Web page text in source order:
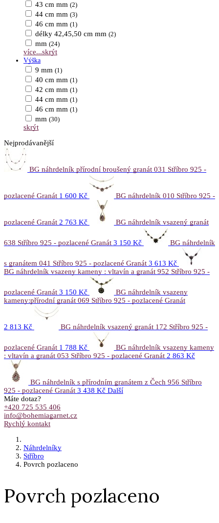
43 cm mm (2)
44 cm mm (3)
46 cm mm (1)
délky 42,45,50 cm mm (2)
mm (24)
více...skrýt
Výška
9 mm (1)
40 cm mm (1)
42 cm mm (1)
44 cm mm (1)
46 cm mm (1)
mm (30)
skrýt
Nejprodávanější
BG náhrdelník přírodní broušený granát 031 Stříbro 925 -
pozlacené Granát 1 600 Kč BG náhrdelník 010 Stříbro 925 -
pozlacené Granát 2 763 Kč BG náhrdelník vsazený granát
638 Stříbro 925 - pozlacené Granát 3 150 Kč BG náhrdelník
s granátem 041 Stříbro 925 - pozlacené Granát 3 613 Kč
BG náhrdelník vsazeny kameny : vltavín a granát 952 Stříbro 925 -
pozlacené Granát 3 150 Kč
BG náhrdelník vsazeny
kameny:přírodní granát 069 Stříbro 925 - pozlacené Granát
2 813 Kč BG náhrdelník vsazený granát 172 Stříbro 925 -
pozlacené Granát 1 788 Kč
BG náhrdelník vsazeny kameny
: vltavín a granát 053 Stříbro 925 - pozlacené Granát 2 863 Kč
BG náhrdelník s přírodním granátem z Čech 956 Stříbro
925 - pozlacené Granát 3 438 Kč Další
Máte dotaz?
+420 725 535 406
info@bohemiagarnet.cz
Rychlý kontakt
Náhrdelníky
Stříbro
Povrch pozlaceno
Povrch pozlaceno